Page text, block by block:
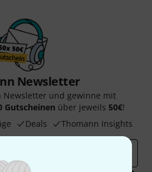
Newsletter
Newsletter und gewinne mit
Gutscheinen über jeweils 50€!
Deals Thomann Insights